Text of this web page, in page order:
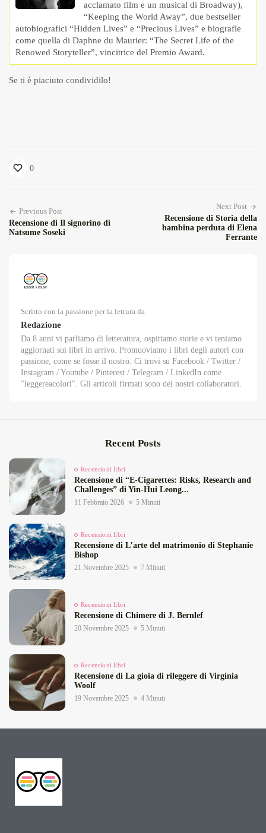
acclamato film e un musical di Broadway),
“Keeping the World Away”, due bestseller
autobiografici “Hidden Lives” e “Precious Lives” e biografie
come quella di Daphne du Maurier: “The Secret Life of the
Renowed Storyteller”, vincitrice del Premio Award.
Se ti è piaciuto condividilo!
0
Previous Post
Recensione di Il signorino di
Natsume Soseki
Next Post
Recensione di Storia della
bambina perduta di Elena
Ferrante
Scritto con la passione per la lettura da
Redazione
Da 8 anni vi parliamo di letteratura, ospitiamo storie e vi teniamo
aggiornati sui libri in arrivo. Promuoviamo i libri degli autori con
passione, come se fosse il nostro. Ci trovi su Facebook / Twitter /
Instagram / Youtube / Pinterest / Telegram / LinkedIn come
"leggereacolori". Gli articoli firmati sono dei nostri collaboratori.
Recent Posts
Recensioni libri
Recensione di “E‑Cigarettes: Risks, Research and
Challenges” di Yin‑Hui Leong...
11 Febbraio 2026 5 Minuti
Recensioni libri
Recensione di L’arte del matrimonio di Stephanie
Bishop
21 Novembre 2025 7 Minuti
Recensioni libri
Recensione di Chimere di J. Bernlef
20 Novembre 2025 5 Minuti
Recensioni libri
Recensione di La gioia di rileggere di Virginia
Woolf
19 Novembre 2025 4 Minuti